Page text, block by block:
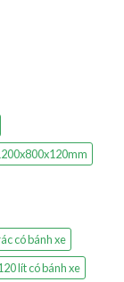
có bánh xe
lít có bánh xe